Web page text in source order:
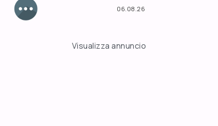
06.08.26
Visualizza annuncio